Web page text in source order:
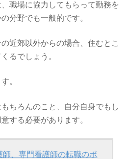
職場に協力してもらって勤務を
分野でも一般的です。
近郊以外からの場合、住むとこ
るでしょう。
。
ちろんのこと、自分自身でもし
する必要があります。
師、専門看護師の転職のポ